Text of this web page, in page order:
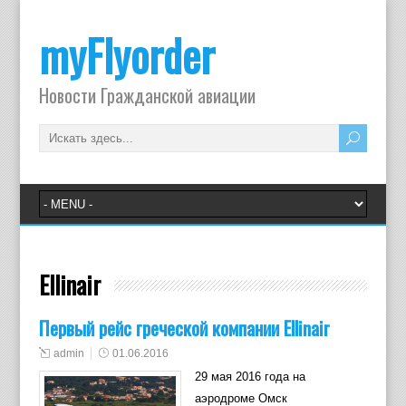
myFlyorder
Новости Гражданской авиации
Ellinair
Первый рейс греческой компании Ellinair
admin 01.06.2016
29 мая 2016 года на
аэродроме Омск